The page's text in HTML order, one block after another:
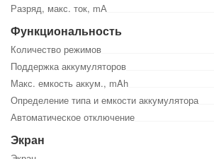
Разряд, макс. ток, mА
Функциональность
Количество режимов
Поддержка аккумуляторов
Макс. емкость аккум., mAh
Определение типа и емкости аккумулятора
Автоматическое отключение
Экран